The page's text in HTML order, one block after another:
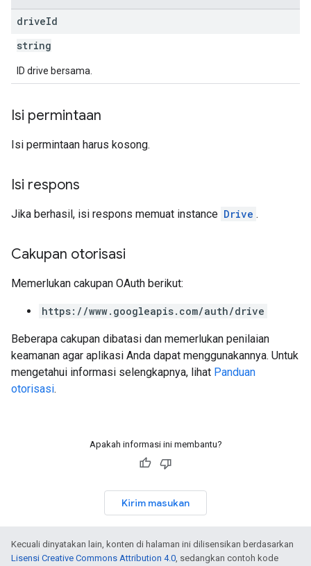
driveId
string
ID drive bersama.
Isi permintaan
Isi permintaan harus kosong.
Isi respons
Jika berhasil, isi respons memuat instance Drive .
Cakupan otorisasi
Memerlukan cakupan OAuth berikut:
https://www.googleapis.com/auth/drive
Beberapa cakupan dibatasi dan memerlukan penilaian
keamanan agar aplikasi Anda dapat menggunakannya. Untuk
mengetahui informasi selengkapnya, lihat Panduan
otorisasi.
Apakah informasi ini membantu?
Kirim masukan
Kecuali dinyatakan lain, konten di halaman ini dilisensikan berdasarkan
Lisensi Creative Commons Attribution 4.0, sedangkan contoh kode